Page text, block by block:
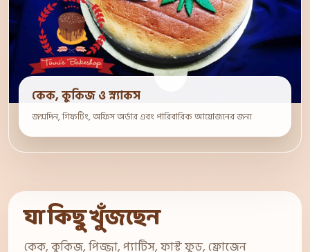
কেক, কুকিজ ও স্ন্যাকস
জন্মদিন, গিফটিং, অফিস অর্ডার এবং পারিবারিক আয়োজনের জন্য
যা কিছু খুঁজছেন
কেক, কুকিজ, পিজ্জা, প্যাটিস, ফাস্ট ফুড, ফ্রোজেন